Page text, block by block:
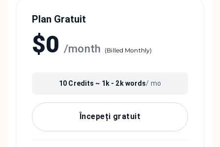
Plan Gratuit
$0 /month (Billed Monthly)
10 Credits ~ 1k - 2kwords/ mo
Începeți gratuit